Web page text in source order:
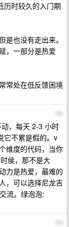
历时较久的入门期
也没有走出来。
，一部分是热爱
常处在低反馈困境
78
，每天 2-3 小时
它不累是假的。v
维度的代码，当你
侯，那不是大
力是热爱，最难的
，可以选择尼龙吉
流。绿泡泡:
79